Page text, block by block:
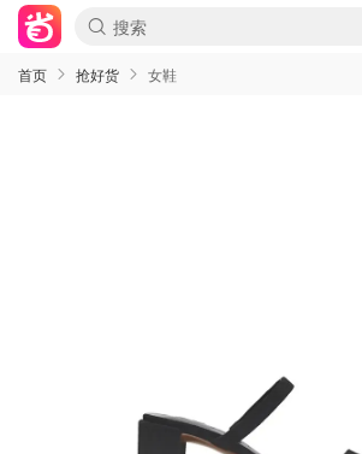
首页 抢好货 女鞋